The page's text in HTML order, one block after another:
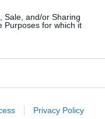
Sale, and/or Sharing
Purposes for which it
Privacy Policy